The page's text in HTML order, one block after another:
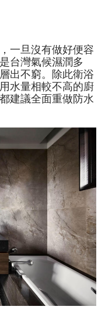
一旦沒有做好便容
台灣氣候濕潤多
出不窮。除此衛浴
水量相較不高的廚
建議全面重做防水